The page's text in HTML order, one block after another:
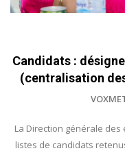
Candidats :
(centralisation
La Direction générale des
listes de candidats